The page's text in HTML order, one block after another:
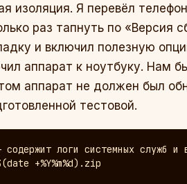
изоляция. Я перевёл
раз тапнуть по «Версия
и включил полезную
аппарат к ноутбуку. Нам
аппарат не должен был
тестовой.
логи системных служб и
+%Y%m%d).zip